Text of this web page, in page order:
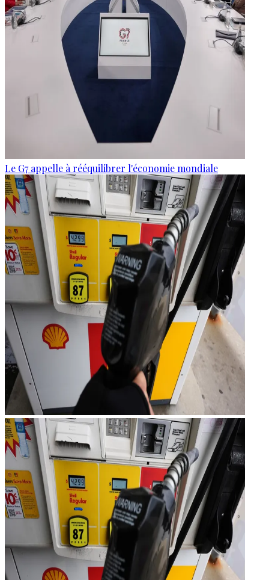
Le G7 appelle à rééquilibrer l'économie mondiale